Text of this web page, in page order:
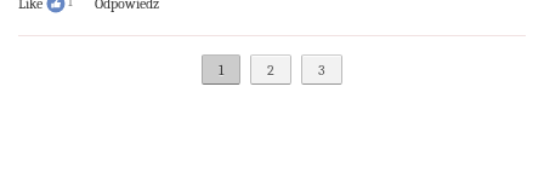
Like Odpowiedz
1 2 3